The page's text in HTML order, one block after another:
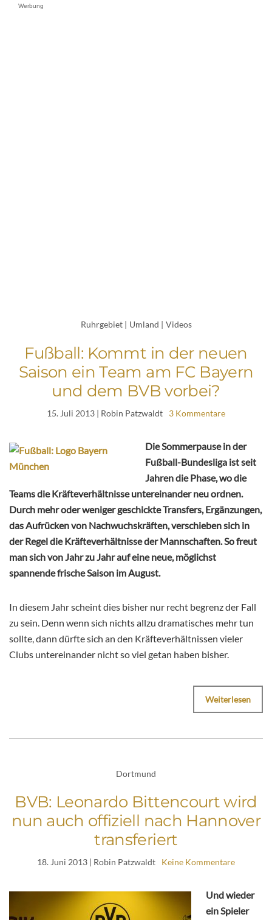
Werbung
Ruhrgebiet | Umland | Videos
Fußball: Kommt in der neuen
Saison ein Team am FC Bayern
und dem BVB vorbei?
15. Juli 2013 | Robin Patzwaldt 3 Kommentare
Die Sommerpause in der
Fußball-Bundesliga ist seit
Jahren die Phase, wo die
Teams die Kräfteverhältnisse untereinander neu ordnen.
Durch mehr oder weniger geschickte Transfers, Ergänzungen,
das Aufrücken von Nachwuchskräften, verschieben sich in
der Regel die Kräfteverhältnisse der Mannschaften. So freut
man sich von Jahr zu Jahr auf eine neue, möglichst
spannende frische Saison im August.
In diesem Jahr scheint dies bisher nur recht begrenz der Fall
zu sein. Denn wenn sich nichts allzu dramatisches mehr tun
sollte, dann dürfte sich an den Kräfteverhältnissen vieler
Clubs untereinander nicht so viel getan haben bisher.
Weiterlesen
Dortmund
BVB: Leonardo Bittencourt wird
nun auch offiziell nach Hannover
transferiert
18. Juni 2013 | Robin Patzwaldt Keine Kommentare
Und wieder
ein Spieler